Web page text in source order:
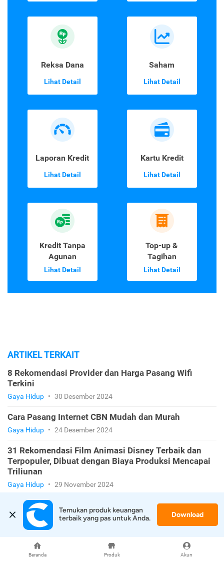
Beranda Produk Akun
Reksa Dana
Lihat Detail
Saham
Lihat Detail
Laporan Kredit
Lihat Detail
Kartu Kredit
Lihat Detail
Kredit Tanpa
Agunan
Lihat Detail
Top-up &
Tagihan
Lihat Detail
ARTIKEL TERKAIT
8 Rekomendasi Provider dan Harga Pasang Wifi
Terkini
Gaya Hidup • 30 Desember 2024
Cara Pasang Internet CBN Mudah dan Murah
Gaya Hidup • 24 Desember 2024
31 Rekomendasi Film Animasi Disney Terbaik dan
Terpopuler, Dibuat dengan Biaya Produksi Mencapai
Triliunan
Gaya Hidup • 29 November 2024
Daftar 16 Anime Terbaik Sepanjang Masa yang Wajib
Ditonton
Gaya Hidup •
Penuh Laga, Berikut Kumpulan Rekomendasi 16 Film
Korea Action Terbaik yang Menegangkan
Temukan produk keuangan
terbaik yang pas untuk Anda.
Download